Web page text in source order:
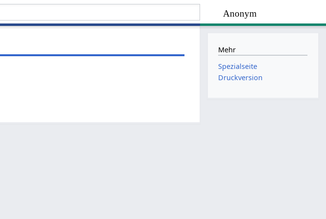
Anonym
Mehr
Spezialseite
Druckversion